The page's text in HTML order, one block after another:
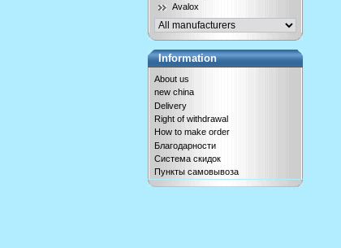
Avalox
Information
About us
new china
Delivery
Right of withdrawal
How to make order
Благодарности
Система скидок
Пункты самовывоза